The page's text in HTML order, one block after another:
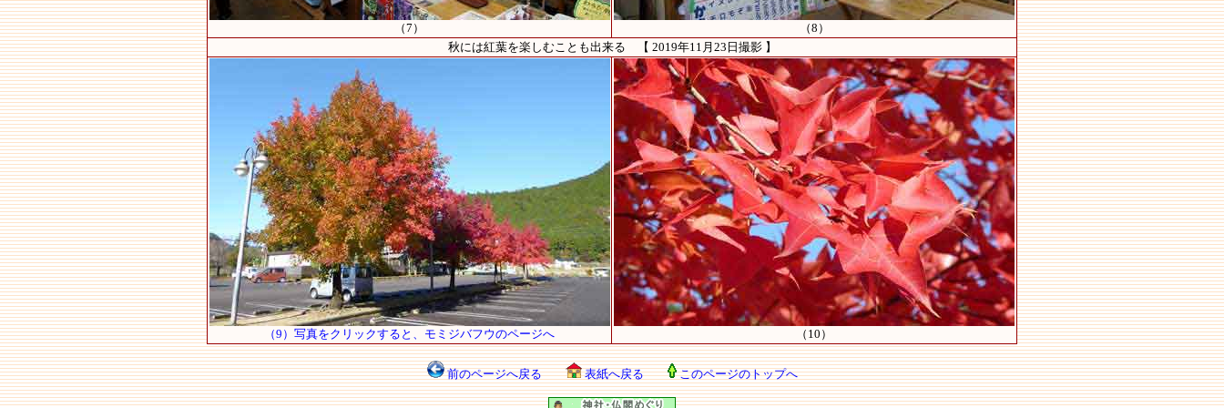
（7）
（8）
秋には紅葉を楽しむことも出来る 【 2019年11月23日撮影 】
（9）写真をクリックすると、モミジバフウのページへ （10）
前のページへ戻る 表紙へ戻る このページのトップへ